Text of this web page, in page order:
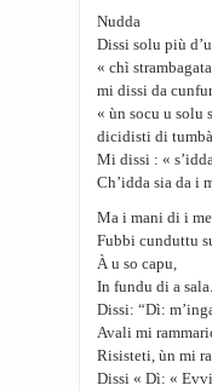
Nudda
Dissi solu più
« chì
mi dissi da
« ùn socu u solu
dicidisti di
Mi dissi : «
Ch’idda sia da i
Ma i mani di i
Fubbi cunduttu
À u so capu,
In fundu di a sala.
Dissi: “Dì:
Avali mi
Risisteti, ùn mi
Dissi « Dì: «